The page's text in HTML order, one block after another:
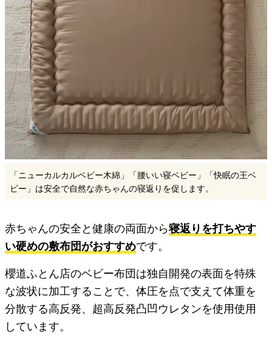
「ニューカルカルベビー木綿」「腰いい寝ベビー」「快眠の王ベ
ビー」は安全で自然な赤ちゃんの寝返りを促します。
赤ちゃんの安全と健康の両面から寝返りを打ちやす
い硬めの敷布団がおすすめです。
櫻道ふとん店のベビー布団は独自開発の表面を特殊
な波状に加工することで、体圧を点で支えて体重を
分散する高反発、超高反発凸凹ウレタンを使用使用
しています。